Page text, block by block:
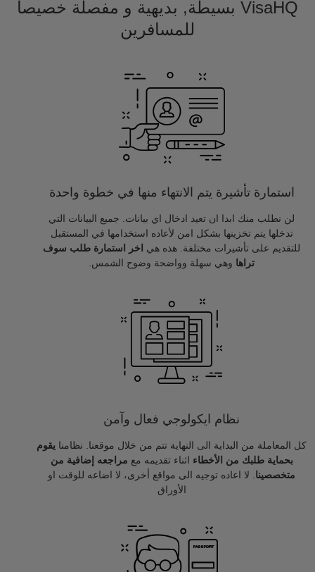
VisaHQ بسيطة, بديهية و مفصلة خصيصا
للمسافرين
استمارة تأشيرة يتم الانتهاء منها في خطوة واحدة
لن نطلب منك ابدا ان تعيد ادخال اي بيانات. جميع البيانات التي
تدخلها يتم تخزينها بشكل امن لأعاده استخدامها في المستقبل
للتقديم على تأشيرات مختلفة. هذه هي
اخر استمارة طلب سوف
تراها وهي سهلة وواضحة وضوح الشمس.
نظام ايكولوجي فعال وآمن
كل المعاملة من البداية الى النهاية تتم من خلال موقعنا. نظامنا يقوم
بحماية طلبك من الأخطاء اثناء تقديمه مع مراجعه إضافية من
متخصصينا . لا اعاده توجيه الى مواقع أخرى، لا اضاعه للوقت او
الأوراق